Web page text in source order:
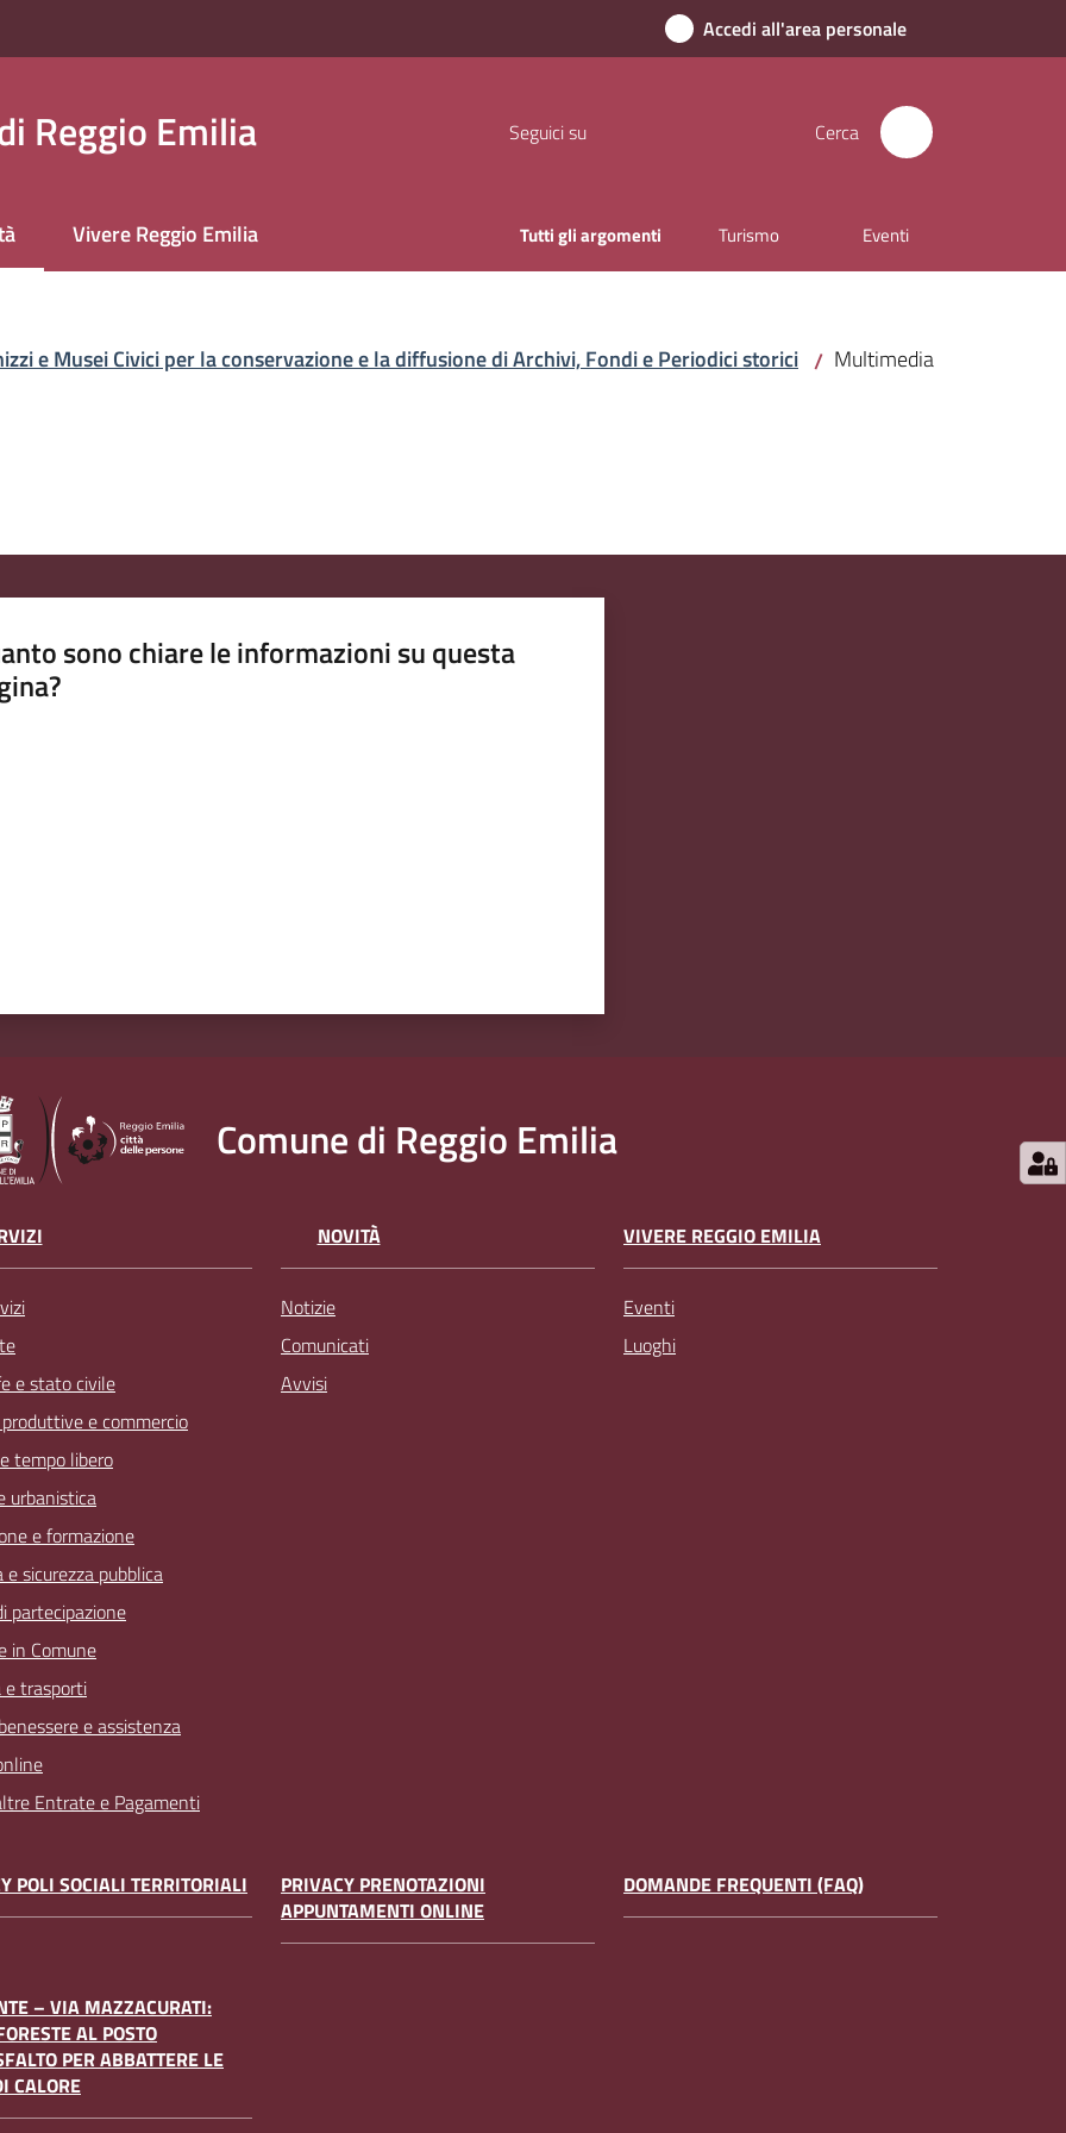
Accedi all'area personale
Reggio Emilia Seguici su Cerca
selezionatoVivere Reggio Emilia Tutti gli argomenti Turismo Eventi
e Musei Civici per la conservazione e la diffusione di Archivi, Fondi e Periodici storici / Multimedia
sono chiare le informazioni su questa
Comune di Reggio Emilia
e stato civile
e commercio
tempo libero
urbanistica
e formazione
e sicurezza pubblica
partecipazione
in Comune
e trasporti
e assistenza
Entrate e Pagamenti
NOVITÀ
Notizie
Comunicati
Avvisi
VIVERE REGGIO EMILIA
Eventi
Luoghi
POLI SOCIALI TERRITORIALI
PRIVACY PRENOTAZIONI
APPUNTAMENTI ONLINE
DOMANDE FREQUENTI (FAQ)
– VIA MAZZACURATI:
AL POSTO
PER ABBATTERE LE
CALORE